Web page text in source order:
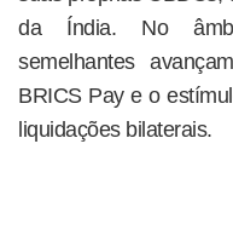
da Índia. No
semelhantes
BRICS Pay e o
liquidações bilaterais.